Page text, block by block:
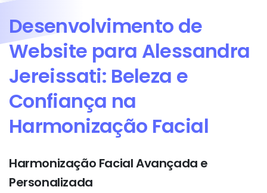
Desenvolvimento de
Website para Alessandra
Jereissati: Beleza e
Confiança na
Harmonização Facial
Harmonização Facial Avançada e
Personalizada